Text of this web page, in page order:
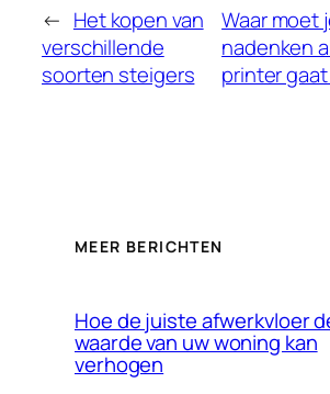
← Het kopen van
verschillende
soorten steigers
Waar moet
nadenken
printer
MEER BERICHTEN
Hoe de juiste afwerkvloer
waarde van uw woning kan
verhogen